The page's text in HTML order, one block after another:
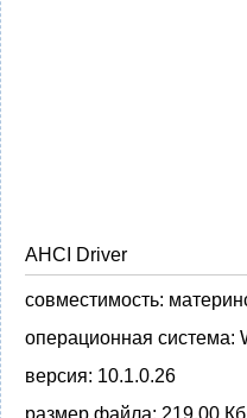
AHCI Driver
совместимость:
операционная система:
версия: 10.1.0.26
размер файла: 219.00 Кб